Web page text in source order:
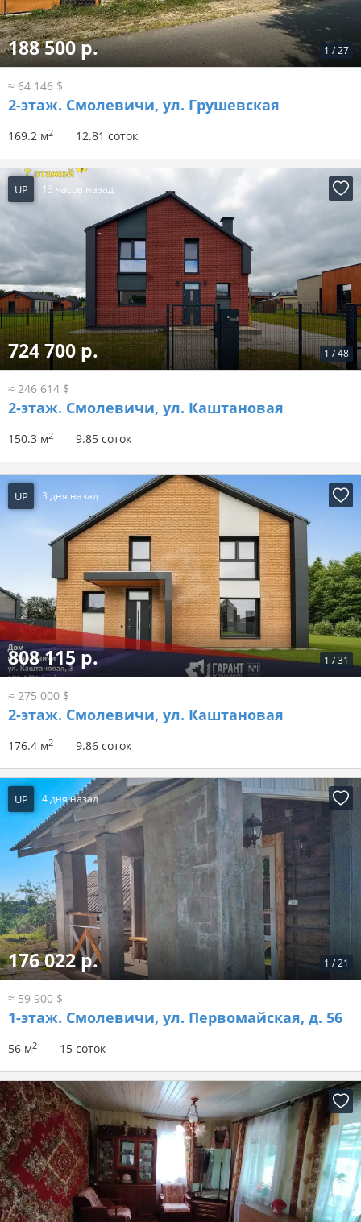
1 /27
188 500 р.
≈ 64 146 $
2-этаж. Смолевичи, ул. Грушевская
169.2 м2 12.81 соток
UP 13 часов назад
1 /48
724 700 р.
≈ 246 614 $
2-этаж. Смолевичи, ул. Каштановая
150.3 м2 9.85 соток
UP 3 дня назад
1 /31
808 115 р.
≈ 275 000 $
2-этаж. Смолевичи, ул. Каштановая
176.4 м2 9.86 соток
UP 4 дня назад
1 /21
176 022 р.
≈ 59 900 $
1-этаж. Смолевичи, ул. Первомайская, д. 56
56 м2 15 соток